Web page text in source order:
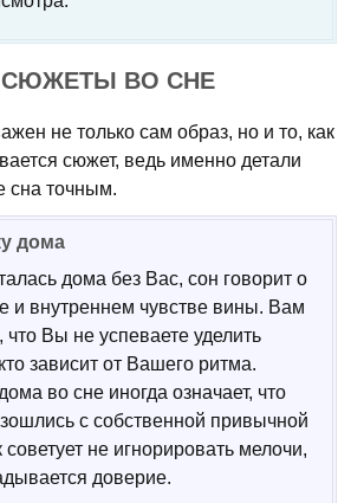
СЮЖЕТЫ ВО СНЕ
не только сам образ, но и то, как
сюжет, ведь именно детали
сна точным.
дома
дома без Вас, сон говорит о
и внутреннем чувстве вины. Вам
что Вы не успеваете уделить
зависит от Вашего ритма.
во сне иногда означает, что
с собственной привычной
не игнорировать мелочи,
доверие.